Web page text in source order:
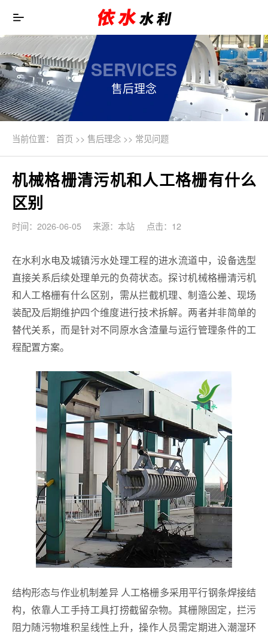
SERVICES
售后理念
当前位置： 首页>> 售后理念>> 常见问题
机械格栅清污机和人工格栅有什么
区别
时间：2026-06-05 来源：本站 点击：12
在水利水电及城镇污水处理工程的进水流道中，设备选型
直接关系后续处理单元的负荷状态。探讨机械格栅清污机
和人工格栅有什么区别，需从拦截机理、制造公差、现场
装配及后期维护四个维度进行技术拆解。两者并非简单的
替代关系，而是针对不同原水含渣量与运行管理条件的工
程配置方案。
结构形态与作业机制差异 人工格栅多采用平行钢条焊接结
构，依靠人工手持工具打捞截留杂物。其栅隙固定，拦污
阻力随污物堆积呈线性上升，操作人员需定期进入潮湿环